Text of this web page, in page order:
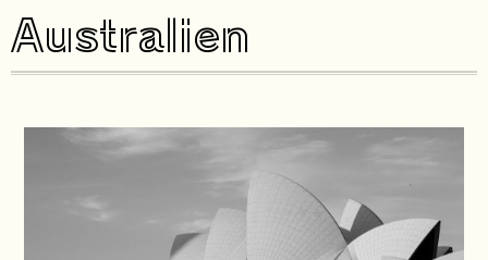
Australien